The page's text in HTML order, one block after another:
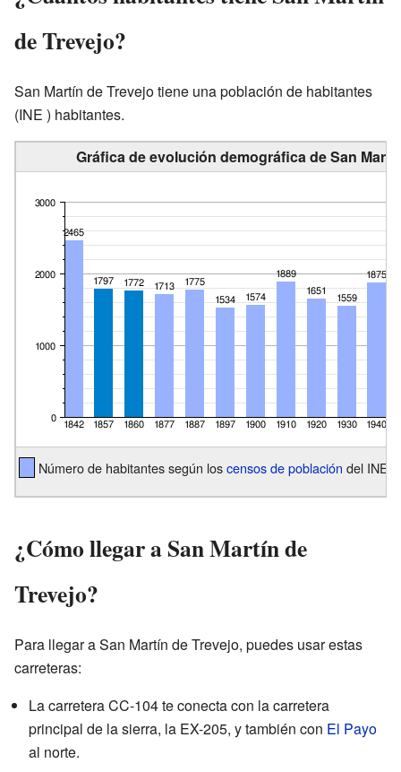
de Trevejo?
San Martín de Trevejo tiene una población de habitantes
(INE ) habitantes.
Gráfica de evolución demográfica de San
Número de habitantes según loscensos de población del INE
¿Cómo llegar a San Martín de
Trevejo?
Para llegar a San Martín de Trevejo, puedes usar estas
carreteras:
La carretera CC-104 te conecta con la carretera
principal de la sierra, la EX-205, y también con El Payo
al norte.